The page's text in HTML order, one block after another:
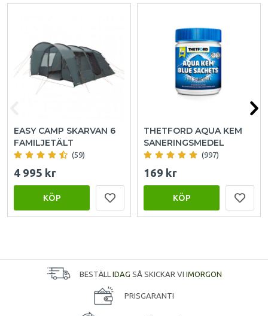
EASY CAMP SKARVAN 6
FAMILJETÄLT
(59)
4 995 kr
KÖP
THETFORD AQUA KEM
SANERINGSMEDEL
(997)
169 kr
KÖP
BESTÄLL IDAG SÅ SKICKAR VI IMORGON
PRISGARANTI